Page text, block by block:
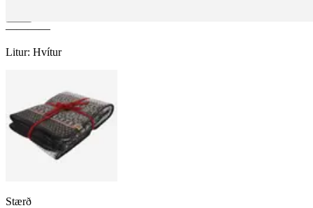
————
Litur: Hvítur
Stærð